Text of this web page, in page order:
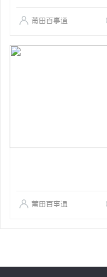
莆田百事通
莆田百事通